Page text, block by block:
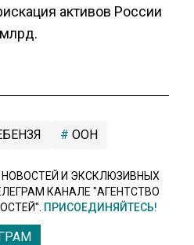
активов России
ООН
И ЭКСКЛЮЗИВНЫХ
КАНАЛЕ "АГЕНТСТВО
ПРИСОЕДИНЯЙТЕСЬ!